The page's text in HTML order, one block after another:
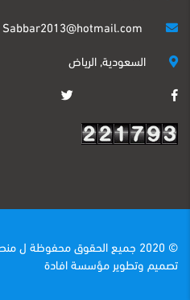
السعودية, الرياض
© 2020 جميع الحقوق محفوظة ل
تصميم وتطوير مؤسسة افادة